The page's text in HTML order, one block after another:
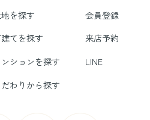
を探す
会員登録
てを探す
来店予約
ションを探す
LINE
だわりから探す